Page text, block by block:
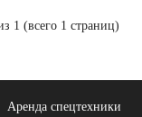
1 (всего 1 страниц)
Аренда спецтехники